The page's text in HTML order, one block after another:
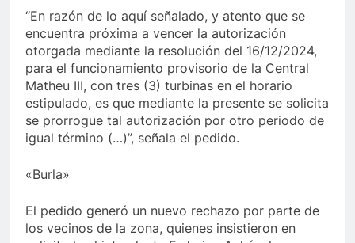
“En razón de lo aquí señalado, y atento que se
encuentra próxima a vencer la autorización
otorgada mediante la resolución del 16/12/2024,
para el funcionamiento provisorio de la Central
Matheu III, con tres (3) turbinas en el horario
estipulado, es que mediante la presente se solicita
se prorrogue tal autorización por otro periodo de
igual término (…)”, señala el pedido.
«Burla»
El pedido generó un nuevo rechazo por parte de
los vecinos de la zona, quienes insistieron en